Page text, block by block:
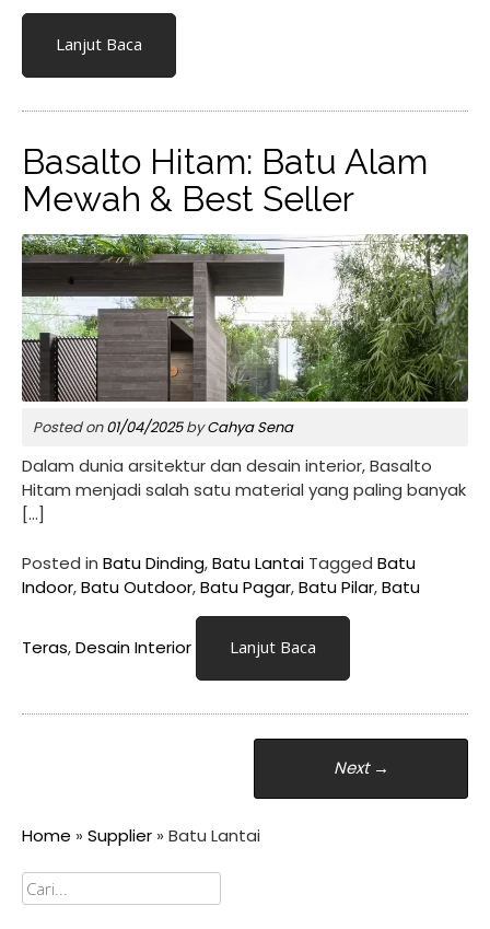
Lanjut Baca
Basalto Hitam: Batu Alam
Mewah & Best Seller
Posted on01/04/2025byCahya Sena
Dalam dunia arsitektur dan desain interior, Basalto
Hitam menjadi salah satu material yang paling banyak
[…]
Posted in Batu Dinding,Batu Lantai Tagged Batu
Indoor,Batu Outdoor,Batu Pagar,Batu Pilar,Batu
Teras,Desain Interior Lanjut Baca
Next →
Home » Supplier » Batu Lantai
Cari